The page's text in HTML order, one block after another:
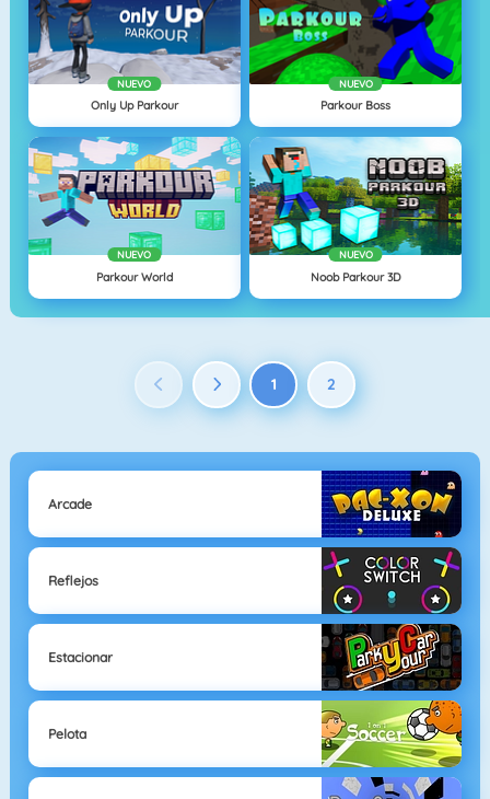
NUEVO
Only Up Parkour
NUEVO
Parkour Boss
NUEVO
Parkour World
NUEVO
Noob Parkour 3D
1 2
Arcade
Reflejos
Estacionar
Pelota